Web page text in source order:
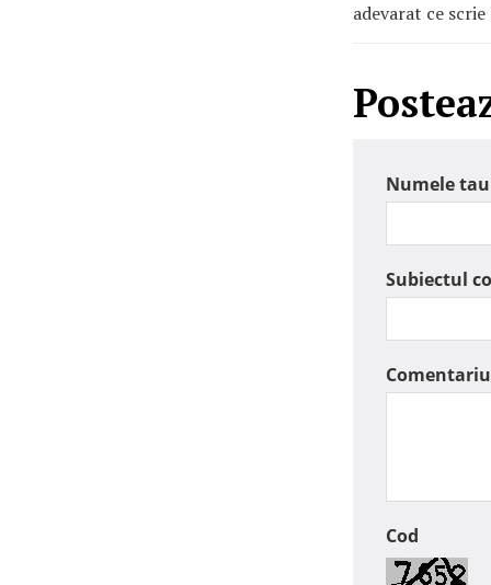
adevarat ce
Numele tau
Subiectul
Cod